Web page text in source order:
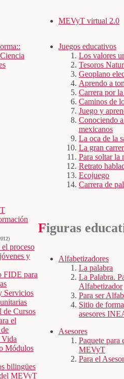
MEVyT virtual 2.0
Juegos educativos
Los valores
Tesoros
Geoplano
Aprendo a
Carrera por
Caminos de
Juego y
Conociendo
mexicanos
La oca de la
La gran
Para soltar la
Retrato
Ecojuego
Carrera de
proceso
y
FIDE para
Servicios
de Cursos
el
Vida
Módulos
bilingües
MEVyT
Figuras
Alfabetizadores
La palabra
La Palabra.
Alfabetizador
Para ser
Sitio de
asesores
Asesores
Paquete para
MEVyT
Para el